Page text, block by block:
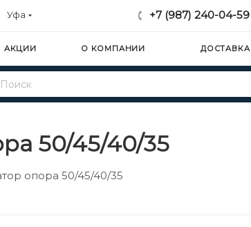
Уфа +7 (987) 240-04-59
АКЦИИ О КОМПАНИИ ДОСТАВКА
50/45/40/35
опора 50/45/40/35